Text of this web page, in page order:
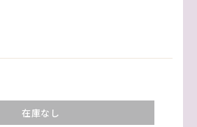
在庫なし